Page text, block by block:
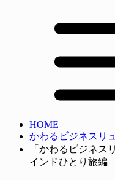
HOME
かわるビジネスリ
「かわるビジネス
インドひとり旅編